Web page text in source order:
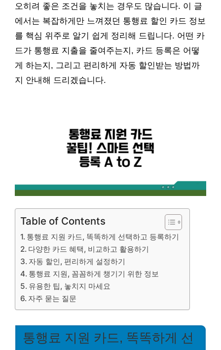
오히려 좋은 조건을 놓치는 경우도 많습니다. 이 글
에서는 복잡하게만 느껴졌던 통행료 할인 카드 정보
를 핵심 위주로 알기 쉽게 정리해 드립니다. 어떤 카
드가 통행료 지출을 줄여주는지, 카드 등록은 어떻
게 하는지, 그리고 편리하게 자동 할인받는 방법까
지 안내해 드리겠습니다.
Table of Contents
통행료 지원 카드, 똑똑하게 선택하고 등록하기
다양한 카드 혜택, 비교하고 활용하기
자동 할인, 편리하게 설정하기
통행료 지원, 꼼꼼하게 챙기기 위한 정보
유용한 팁, 놓치지 마세요
자주 묻는 질문
통행료 지원 카드, 똑똑하게 선